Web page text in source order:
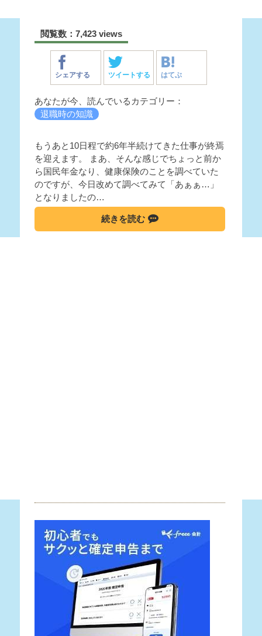
閲覧数：7,423 views
シェアする ツイートする はてぶ
あなたが今、読んでいるカテゴリー：
退職時の知識
もうあと10日程で約6年半続けてきた仕事が終焉
を迎えます。 まあ、そんな感じでちょっと前か
ら国民年金なり、健康保険のことを調べていた
のですが、今日改めて調べてみて「あぁぁ…」
となりましたの…
続きを読む